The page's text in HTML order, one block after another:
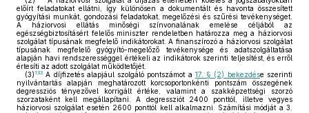
előírt feladatokat ellátni, így különösen a dokumentált és havonta összesített
gyógyítási munkát, gondozási feladatokat, megelőzési és szűrési tevékenységet.
A háziorvosi ellátás minőségi színvonalának emelése céljából az
egészségbiztosításért felelős miniszter rendeletben határozza meg a háziorvosi
szolgálat típusának megfelelő indikátorokat. A finanszírozó a háziorvosi szolgálat
típusának megfelelő gyógyító-megelőző tevékenysége és adatszolgáltatása
alapján havi rendszerességgel értékeli az indikátorok szerinti teljesítést, és erről
értesíti az adott szolgálat működtetőjét.
(3) 133 A díjfizetés alapjául szolgáló pontszámot a 17. § (2) bekezdése szerinti
nyilvántartás alapján meghatározott korcsoportonkénti pontszám összegének
degressziós tényezővel korrigált értéke, valamint a szakképzettségi szorzó
szorzataként kell megállapítani. A degressziót 2400 ponttól, illetve vegyes
háziorvosi szolgálat esetén 2600 ponttól kell alkalmazni. Számítási módját a 3.